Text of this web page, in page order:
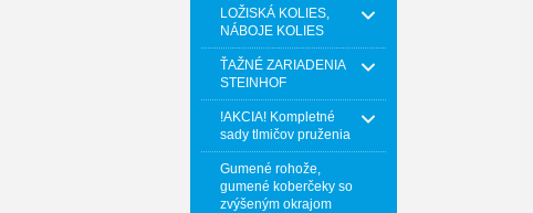
LOŽISKÁ KOLIES,
NÁBOJE KOLIES
ŤAŽNÉ ZARIADENIA
STEINHOF
!AKCIA! Kompletné
sady tlmičov pruženia
Gumené rohože,
gumené koberčeky so
zvýšeným okrajom